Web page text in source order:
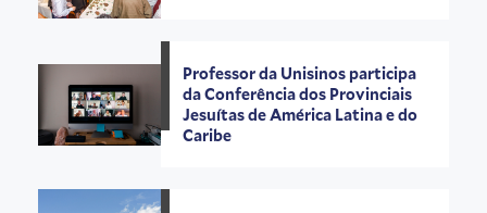
Professor da Unisinos participa
da Conferência dos Provinciais
Jesuítas de América Latina e do
Caribe